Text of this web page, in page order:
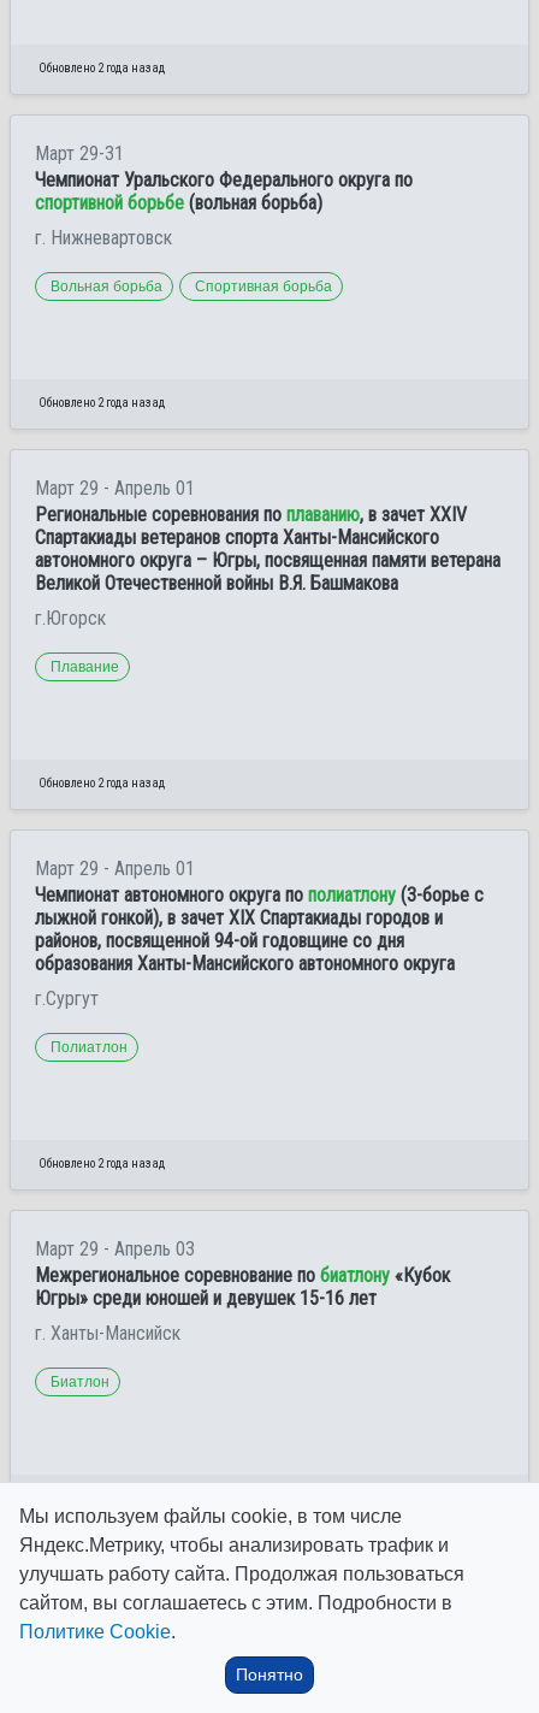
Обновлено 2 года назад
Март 29-31
Чемпионат Уральского Федерального округа по
спортивной борьбе (вольная борьба)
г. Нижневартовск
Вольная борьба Спортивная борьба
Обновлено 2 года назад
Март 29 - Апрель 01
Региональные соревнования по плаванию, в зачет XXIV
Спартакиады ветеранов спорта Ханты-Мансийского
автономного округа – Югры, посвященная памяти ветерана
Великой Отечественной войны В.Я. Башмакова
г.Югорск
Плавание
Обновлено 2 года назад
Март 29 - Апрель 01
Чемпионат автономного округа по полиатлону (3-борье с
лыжной гонкой), в зачет XIX Спартакиады городов и
районов, посвященной 94-ой годовщине со дня
образования Ханты-Мансийского автономного округа
г.Сургут
Полиатлон
Обновлено 2 года назад
Март 29 - Апрель 03
Межрегиональное соревнование по биатлону «Кубок
Югры» среди юношей и девушек 15-16 лет
г. Ханты-Мансийск
Биатлон
Март 29 - Апрель 03
Межрегиональное соревнование побиатлону«Кубок
Югры» среди юношей и девушек 17-18 лет
Мы используем файлы cookie, в том числе
Яндекс.Метрику, чтобы анализировать трафик и
улучшать работу сайта. Продолжая пользоваться
сайтом, вы соглашаетесь с этим. Подробности в
Политике Cookie.
Понятно